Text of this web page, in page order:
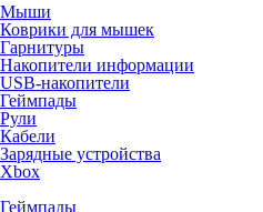
Мыши
Коврики для мышек
Гарнитуры
Накопители информации
USB-накопители
Геймпады
Рули
Кабели
Зарядные устройства
Xbox
Геймпады